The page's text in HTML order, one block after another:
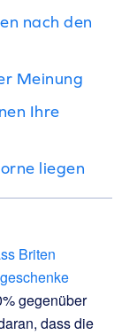
nach den
Meinung
Ihre
liegen
Briten
gegenüber
dass die